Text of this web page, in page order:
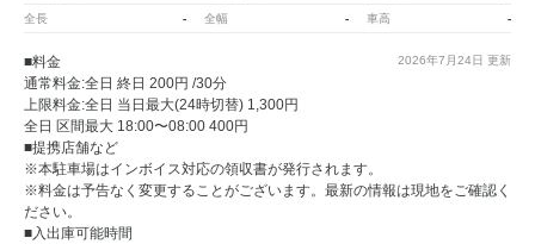
全長 - 全幅 - 車高 -
2026年7月24日 更新
■料金
通常料金:全日 終日 200円 /30分
上限料金:全日 当日最大(24時切替) 1,300円
全日 区間最大 18:00〜08:00 400円
■提携店舗など
※本駐車場はインボイス対応の領収書が発行されます。
※料金は予告なく変更することがございます。最新の情報は現地をご確認く
ださい。
■入出庫可能時間